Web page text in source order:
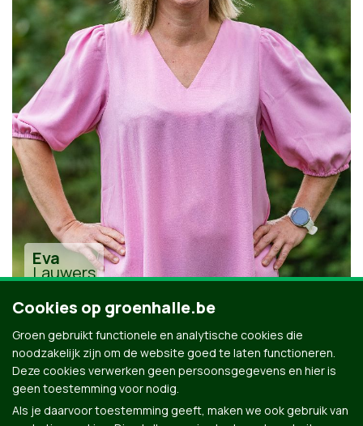
Eva
Lauwers
Alle kandidaten uit Halle
Cookies op groenhalle.be
Groen gebruikt functionele en analytische cookies die
noodzakelijk zijn om de website goed te laten functioneren.
Deze cookies verwerken geen persoonsgegevens en hier is
geen toestemming voor nodig.
Als je daarvoor toestemming geeft, maken we ook gebruik van